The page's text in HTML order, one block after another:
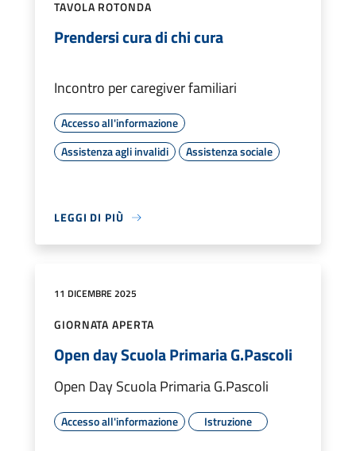
TAVOLA ROTONDA
Prendersi cura di chi cura
Incontro per caregiver familiari
Accesso all'informazione
Assistenza agli invalidi
Assistenza sociale
LEGGI DI PIÙ
11 DICEMBRE 2025
GIORNATA APERTA
Open day Scuola Primaria G.Pascoli
Open Day Scuola Primaria G.Pascoli
Accesso all'informazione Istruzione